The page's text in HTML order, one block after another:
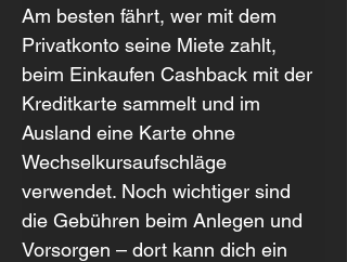
Am besten fährt, wer mit dem
Privatkonto seine Miete zahlt,
beim Einkaufen Cashback mit der
Kreditkarte sammelt und im
Ausland eine Karte ohne
Wechselkursaufschläge
verwendet. Noch wichtiger sind
die Gebühren beim Anlegen und
Vorsorgen – dort kann dich ein